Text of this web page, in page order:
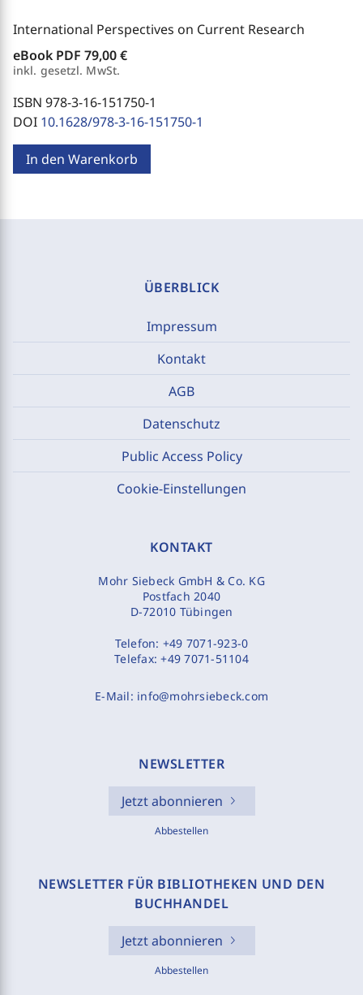
International Perspectives on Current Research
eBook PDF 79,00 €
inkl. gesetzl. MwSt.
ISBN 978-3-16-151750-1
DOI 10.1628/978-3-16-151750-1
In den Warenkorb
ÜBERBLICK
Impressum
Kontakt
AGB
Datenschutz
Public Access Policy
Cookie-Einstellungen
KONTAKT
Mohr Siebeck GmbH & Co. KG
Postfach 2040
D-72010 Tübingen
Telefon: +49 7071-923-0
Telefax:+49 7071-51104
E-Mail: info@mohrsiebeck.com
NEWSLETTER
Jetzt abonnieren
Abbestellen
NEWSLETTER FÜR BIBLIOTHEKEN UND DEN
BUCHHANDEL
Jetzt abonnieren
Abbestellen